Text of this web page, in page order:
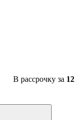
В рассрочку за 12